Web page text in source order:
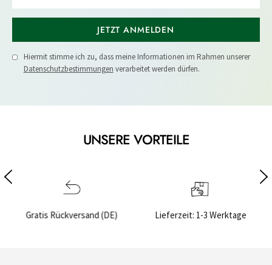
JETZT ANMELDEN
Hiermit stimme ich zu, dass meine Informationen im Rahmen unserer
Datenschutzbestimmungen verarbeitet werden dürfen.
UNSERE VORTEILE
Lieferzeit: 1-3 Werktage Sichere Bezahlung